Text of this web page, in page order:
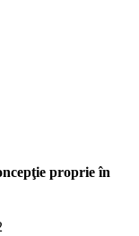
proprie în